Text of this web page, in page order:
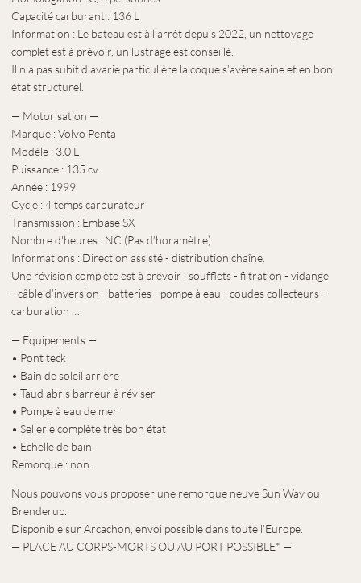
Capacité carburant : 136 L
Information : Le bateau est à l’arrêt depuis 2022, un nettoyage
complet est à prévoir, un lustrage est conseillé.
Il n’a pas subit d’avarie particulière la coque s’avère saine et en bon
état structurel.
— Motorisation —
Marque : Volvo Penta
Modèle : 3.0 L
Puissance : 135 cv
Année : 1999
Cycle : 4 temps carburateur
Transmission : Embase SX
Nombre d'heures : NC (Pas d’horamètre)
Informations : Direction assisté - distribution chaîne.
Une révision complète est à prévoir : soufflets - filtration - vidange
- câble d’inversion - batteries - pompe à eau - coudes collecteurs -
carburation …
— Équipements —
• Pont teck
• Bain de soleil arrière
• Taud abris barreur à réviser
• Pompe à eau de mer
• Sellerie complète très bon état
• Echelle de bain
Remorque : non.
Nous pouvons vous proposer une remorque neuve Sun Way ou
Brenderup.
Disponible sur Arcachon, envoi possible dans toute l'Europe.
— PLACE AU CORPS-MORTS OU AU PORT POSSIBLE* —